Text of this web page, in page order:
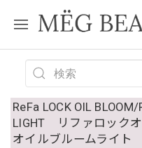
ReFa LOCK OIL
LIGHT リファロック
オイルブルームライト